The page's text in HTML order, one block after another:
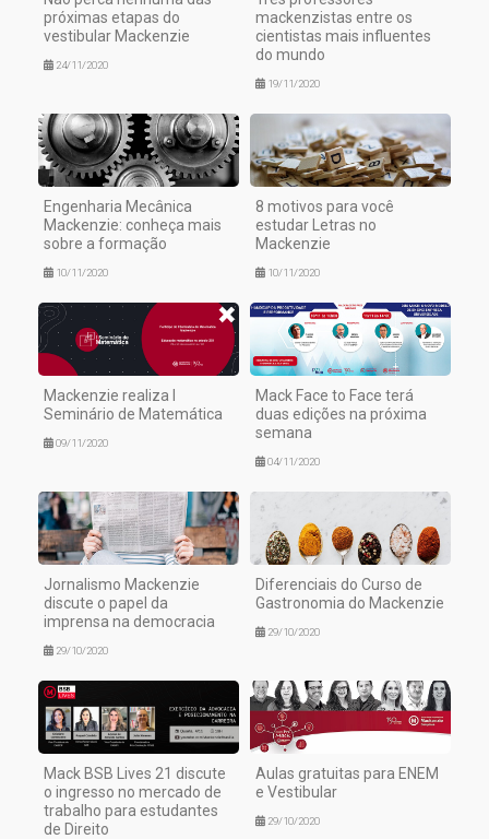
próximas etapas do
vestibular Mackenzie
24/11/2020
mackenzistas entre os
cientistas mais influentes
do mundo
19/11/2020
Engenharia Mecânica
Mackenzie: conheça mais
sobre a formação
10/11/2020
8 motivos para você
estudar Letras no
Mackenzie
10/11/2020
Mackenzie realiza I
Seminário de Matemática
09/11/2020
Mack Face to Face terá
duas edições na próxima
semana
04/11/2020
Jornalismo Mackenzie
discute o papel da
imprensa na democracia
29/10/2020
Diferenciais do Curso de
Gastronomia do Mackenzie
29/10/2020
Mack BSB Lives 21 discute
o ingresso no mercado de
trabalho para estudantes
de Direito
Aulas gratuitas para ENEM
e Vestibular
29/10/2020